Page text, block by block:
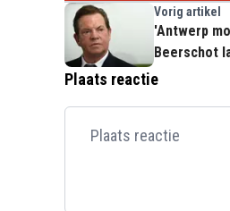
Vorig artikel
'Antwerp
Beerschot
water vallen'
Plaats reactie